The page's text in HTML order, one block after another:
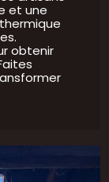
et une
obtenir